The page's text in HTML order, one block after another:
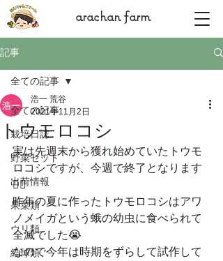
arachan farm
記事
全ての記事
栽培日誌
野菜セット
出荷情報
果菜類
ウリ類
結球類
全ての記事
トウモロコシ
浩一 荒谷
2021年11月2日
実は先週末から獲れ始めていたトウモ
ロコシですが、今週で終了となります
🙇‍♀️
昨年の夏に作ったトウモロコシはアワ
ノメイガという蛾の幼虫に食べられて
全滅でした😭
なので今年は時期をずらして試作して